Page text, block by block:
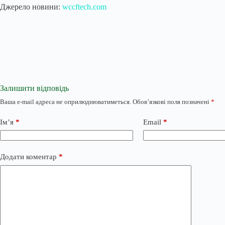
Джерело новини: wccftech.com
Залишити відповідь
Ваша e-mail адреса не оприлюднюватиметься. Обов’язкові поля позначені *
Ім’я * Email *
Додати коментар *